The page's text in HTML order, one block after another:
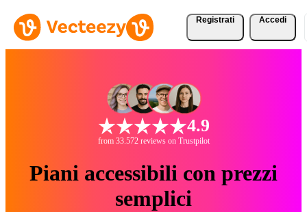
Registrati Accedi
4.9
from 33.572 reviews on Trustpilot
Piani accessibili con prezzi
semplici